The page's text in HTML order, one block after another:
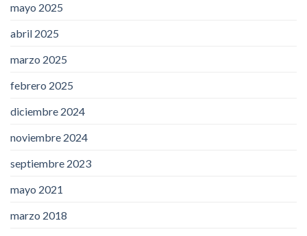
mayo 2025
abril 2025
marzo 2025
febrero 2025
diciembre 2024
noviembre 2024
septiembre 2023
mayo 2021
marzo 2018